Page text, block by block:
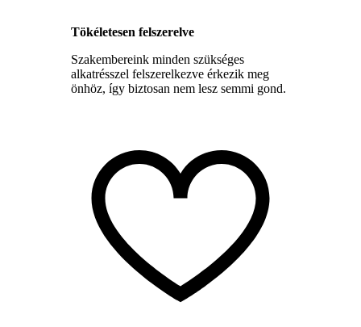
Tökéletesen felszerelve
Szakembereink minden szükséges
alkatrésszel felszerelkezve érkezik meg
önhöz, így biztosan nem lesz semmi gond.